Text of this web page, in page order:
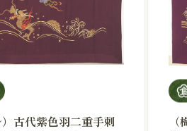
）古代紫色羽二重手刺